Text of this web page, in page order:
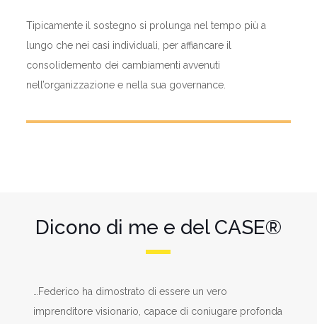
Tipicamente il sostegno si prolunga nel tempo più a
lungo che nei casi individuali, per affiancare il
consolidemento dei cambiamenti avvenuti
nell’organizzazione e nella sua governance.
Dicono di me e del CASE®
…Federico ha dimostrato di essere un vero
imprenditore visionario, capace di coniugare profonda